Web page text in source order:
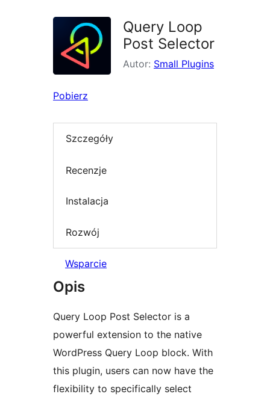
Query Loop
Post Selector
Autor: Small Plugins
Pobierz
Szczegóły
Recenzje
Instalacja
Rozwój
Wsparcie
Opis
Query Loop Post Selector is a
powerful extension to the native
WordPress Query Loop block. With
this plugin, users can now have the
flexibility to specifically select